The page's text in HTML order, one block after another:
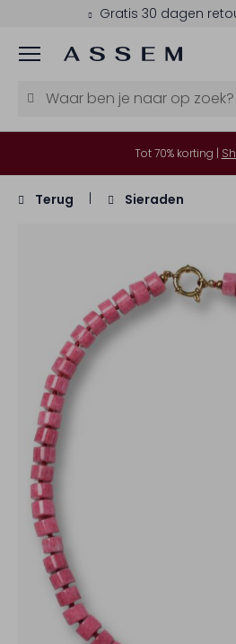
Gratis 30 dagen
Menu
Tot 70% korting |
Terug Sieraden